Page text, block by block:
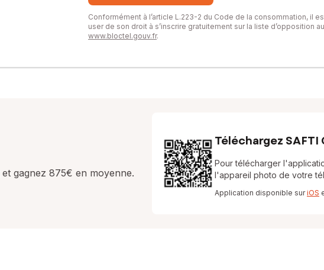
Conformément à l’article L.223-2 du Code de la consommation, il
user de son droit à s’inscrire gratuitement sur la liste d’opposition
www.bloctel.gouv.fr.
et gagnez 875€ en moyenne.
Téléchargez
Pour télécharger
l'appareil photo de votre
Application disponible suriOS